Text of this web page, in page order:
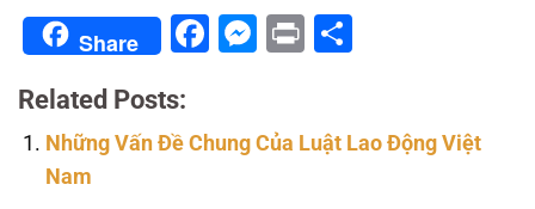
Share Facebook
Messenger
Print
Related Posts:
Những Vấn Đề Chung Của Luật Lao Động Việt
Nam